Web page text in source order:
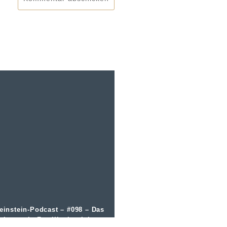
Podcast – #098 – Das
als Familienbetrieb